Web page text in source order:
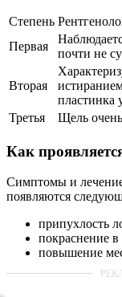
Степень
Первая
почти не
Вторая
пластинка
Третья
Щель
Как
Симптомы и
появляются
припухлость
покраснение
повышение